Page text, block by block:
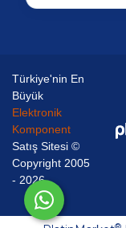
Türkiye'nin En
Büyük
Elektronik
Komponent
Satış Sitesi ©
Copyright 2005
- 2026